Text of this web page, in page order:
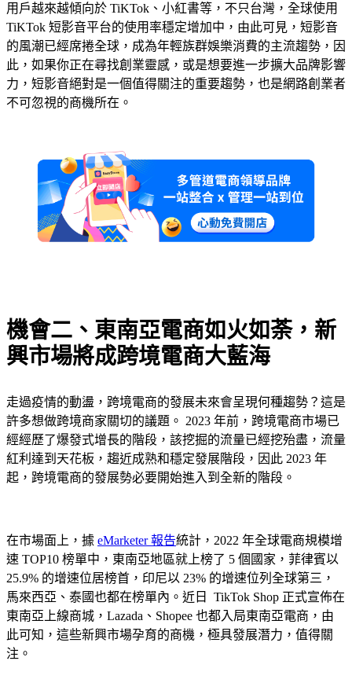
用戶越來越傾向於 TiKTok、小紅書等，不只台灣，全球使用
TiKTok 短影音平台的使用率穩定增加中，由此可見，短影音
的風潮已經席捲全球，成為年輕族群娛樂消費的主流趨勢，因
此，如果你正在尋找創業靈感，或是想要進一步擴大品牌影響
力，短影音絕對是一個值得關注的重要趨勢，也是網路創業者
不可忽視的商機所在。
機會二、東南亞電商如火如荼，新
興市場將成跨境電商大藍海
走過疫情的動盪，跨境電商的發展未來會呈現何種趨勢？這是
許多想做跨境商家關切的議題。 2023 年前，跨境電商市場已
經經歷了爆發式增長的階段，該挖掘的流量已經挖殆盡，流量
紅利達到天花板，趨近成熟和穩定發展階段，因此 2023 年
起，跨境電商的發展勢必要開始進入到全新的階段。
在市場面上，據 eMarketer 報告統計，2022 年全球電商規模增
速 TOP10 榜單中，東南亞地區就上榜了 5 個國家，菲律賓以
25.9% 的增速位居榜首，印尼以 23% 的增速位列全球第三，
馬來西亞、泰國也都在榜單內。近日 TikTok Shop 正式宣佈在
東南亞上線商城，Lazada、Shopee 也都入局東南亞電商，由
此可知，這些新興市場孕育的商機，極具發展潛力，值得關
注。